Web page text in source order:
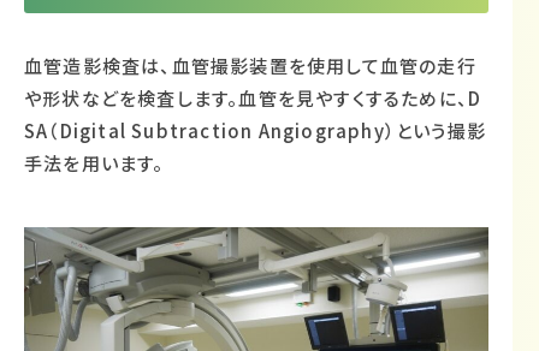
血管造影検査は、血管撮影装置を使用して血管の走行
や形状などを検査します。血管を見やすくするために、D
SA（Digital Subtraction Angiography）という撮影
手法を用います。